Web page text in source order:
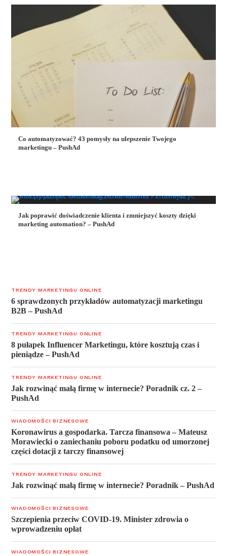
Co automatyzować? 43 pomysły na ulepszenie Twojego
marketingu – PushAd
Jak poprawić doświadczenie klienta i zmniejszyć koszty dzięki
marketing automation? – PushAd
TRENDY MARKETINGU ONLINE
6 sprawdzonych przykładów automatyzacji marketingu
B2B – PushAd
TRENDY MARKETINGU ONLINE
8 pułapek Influencer Marketingu, które kosztują czas i
pieniądze – PushAd
TRENDY MARKETINGU ONLINE
Jak rozwinąć małą firmę w internecie? Poradnik cz. 2 –
PushAd
WIADOMOŚCI BIZNESOWE
Koronawirus a gospodarka. Tarcza finansowa – Mateusz
Morawiecki o zaniechaniu poboru podatku od umorzonej
części dotacji z tarczy finansowej
TRENDY MARKETINGU ONLINE
Jak rozwinąć małą firmę w internecie? Poradnik – PushAd
WIADOMOŚCI BIZNESOWE
Szczepienia przeciw COVID-19. Minister zdrowia o
wprowadzeniu opłat
WIADOMOŚCI BIZNESOWE